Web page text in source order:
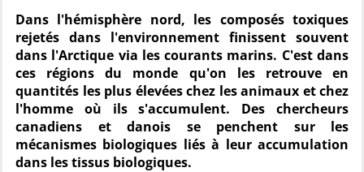
Dans l'hémisphère nord, les composés toxiques
rejetés dans l'environnement finissent souvent
dans l'Arctique via les courants marins. C'est dans
ces régions du monde qu'on les retrouve en
quantités les plus élevées chez les animaux et chez
l'homme où ils s'accumulent. Des chercheurs
canadiens et danois se penchent sur les
mécanismes biologiques liés à leur accumulation
dans les tissus biologiques.